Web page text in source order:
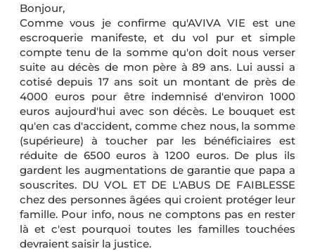
Bonjour,
Comme vous je confirme qu'AVIVA VIE est une
escroquerie manifeste, et du vol pur et simple
compte tenu de la somme qu'on doit nous verser
suite au décès de mon père à 89 ans. Lui aussi a
cotisé depuis 17 ans soit un montant de près de
4000 euros pour être indemnisé d'environ 1000
euros aujourd'hui avec son décès. Le bouquet est
qu'en cas d'accident, comme chez nous, la somme
(supérieure) à toucher par les bénéficiaires est
réduite de 6500 euros à 1200 euros. De plus ils
gardent les augmentations de garantie que papa a
souscrites. DU VOL ET DE L'ABUS DE FAIBLESSE
chez des personnes âgées qui croient protéger leur
famille. Pour info, nous ne comptons pas en rester
là et c'est pourquoi toutes les familles touchées
devraient saisir la justice.